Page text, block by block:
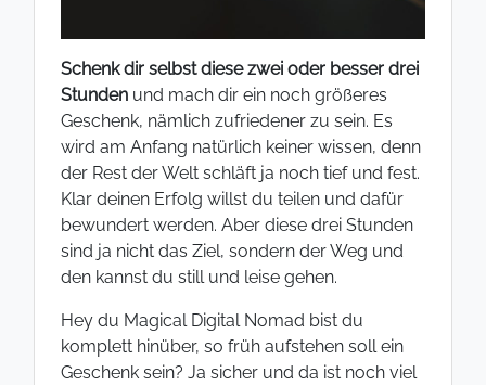
Schenk dir selbst diese zwei oder besser drei
Stunden und mach dir ein noch größeres
Geschenk, nämlich zufriedener zu sein. Es
wird am Anfang natürlich keiner wissen, denn
der Rest der Welt schläft ja noch tief und fest.
Klar deinen Erfolg willst du teilen und dafür
bewundert werden. Aber diese drei Stunden
sind ja nicht das Ziel, sondern der Weg und
den kannst du still und leise gehen.
Hey du Magical Digital Nomad bist du
komplett hinüber, so früh aufstehen soll ein
Geschenk sein? Ja sicher und da ist noch viel